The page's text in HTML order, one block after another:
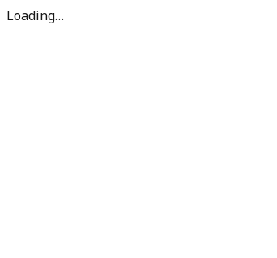
Loading…